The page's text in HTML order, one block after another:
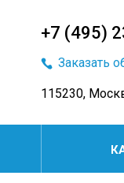
+7 (495)
Заказать
115230,